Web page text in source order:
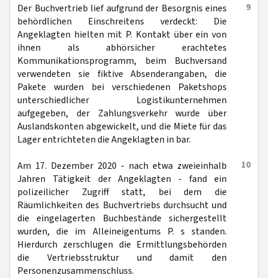
9
Der Buchvertrieb lief aufgrund der Besorgnis eines
behördlichen Einschreitens verdeckt: Die
Angeklagten hielten mit P. Kontakt über ein von
ihnen als abhörsicher erachtetes
Kommunikationsprogramm, beim Buchversand
verwendeten sie fiktive Absenderangaben, die
Pakete wurden bei verschiedenen Paketshops
unterschiedlicher Logistikunternehmen
aufgegeben, der Zahlungsverkehr wurde über
Auslandskonten abgewickelt, und die Miete für das
Lager entrichteten die Angeklagten in bar.
10
Am 17. Dezember 2020 - nach etwa zweieinhalb
Jahren Tätigkeit der Angeklagten - fand ein
polizeilicher Zugriff statt, bei dem die
Räumlichkeiten des Buchvertriebs durchsucht und
die eingelagerten Buchbestände sichergestellt
wurden, die im Alleineigentums P. s standen.
Hierdurch zerschlugen die Ermittlungsbehörden
die Vertriebsstruktur und damit den
Personenzusammenschluss.